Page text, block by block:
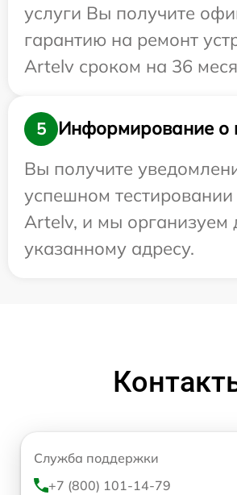
услуги Вы получите
гарантию на ремонт
Artelv сроком на 36
5
Информирование о
Вы получите
успешном тестировании
Artelv, и мы организуем
указанному адресу.
Служба поддержки
+7 (800) 101-14-79